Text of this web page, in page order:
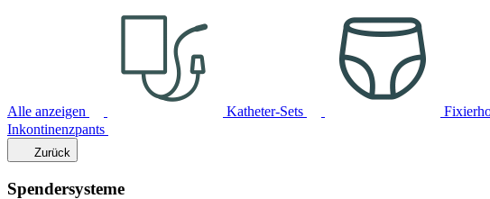
Alle anzeigen Katheter-Sets
Inkontinenzpants
Zurück
Spendersysteme